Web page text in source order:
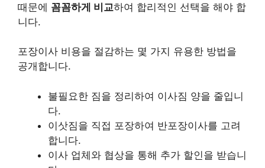
때문에 꼼꼼하게 비교하여 합리적인 선택을 해야 합
니다.
포장이사 비용을 절감하는 몇 가지 유용한 방법을
공개합니다.
불필요한 짐을 정리하여 이사짐 양을 줄입니
다.
이삿짐을 직접 포장하여 반포장이사를 고려
합니다.
이사 업체와 협상을 통해 추가 할인을 받습니